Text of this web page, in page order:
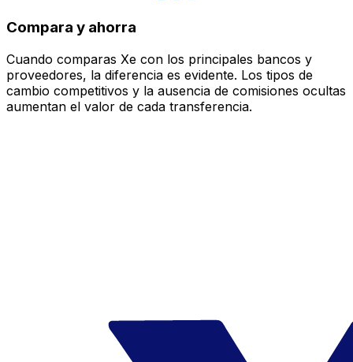
Compara y ahorra
Cuando comparas Xe con los principales bancos y
proveedores, la diferencia es evidente. Los tipos de
cambio competitivos y la ausencia de comisiones ocultas
aumentan el valor de cada transferencia.